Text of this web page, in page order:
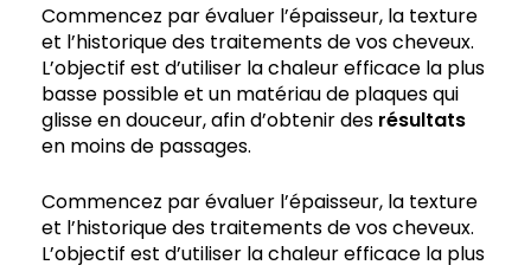
Commencez par évaluer l’épaisseur, la texture
et l’historique des traitements de vos cheveux.
L’objectif est d’utiliser la chaleur efficace la plus
basse possible et un matériau de plaques qui
glisse en douceur, afin d’obtenir des résultats
en moins de passages.
Commencez par évaluer l’épaisseur, la texture
et l’historique des traitements de vos cheveux.
L’objectif est d’utiliser la chaleur efficace la plus